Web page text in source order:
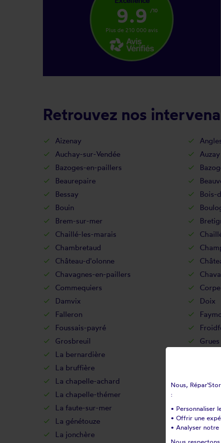
9.9 /10
Plus de 210 000 avis
Retrouvez nos
Aizenay
Auchay-sur-Vendée
Auzay
Bazoges-en-paillers
Beaurepaire
Bessay
Bois-
Bouin
Brem-sur-mer
Chaillé-les-marais
Chambretaud
Château-d'olonne
Chavagnes-en-paillers
Commequiers
Corpe
Damvix
Doix
Falleron
Foussais-payré
Grosbreuil
Grues
La bernardière
La bruffière
La
La chapelle-achard
La
La chapelle-thémer
La faute-sur-mer
La
La génétouze
La
La jonchère
Nous,
:
• Personnaliser
• Offrir une
• Analyser notre